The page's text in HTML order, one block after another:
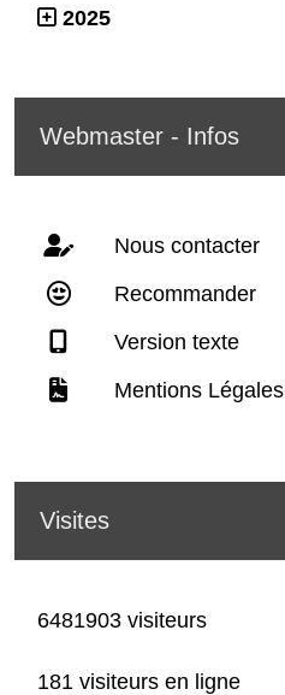
2025
Webmaster - Infos
Nous contacter
Recommander
Version texte
Mentions Légales
Visites
6481903 visiteurs
181 visiteurs en ligne